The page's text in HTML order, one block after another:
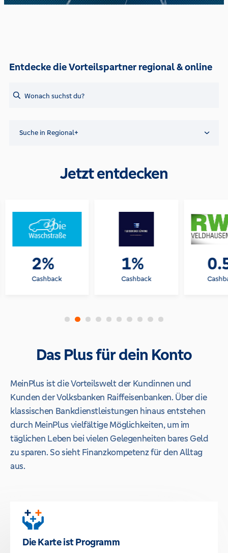
Entdecke die Vorteilspartner regional & online
Suche in Regional+
Jetzt entdecken
2%
Cashback
1%
Cashback
Das Plus für dein Konto
MeinPlus ist die Vorteilswelt der Kundinnen und
Kunden der Volksbanken Raiffeisenbanken. Über die
klassischen Bankdienstleistungen hinaus entstehen
durch MeinPlus vielfältige Möglichkeiten, um im
täglichen Leben bei vielen Gelegenheiten bares Geld
zu sparen. So sieht Finanzkompetenz für den Alltag
aus.
Die Karte ist Programm